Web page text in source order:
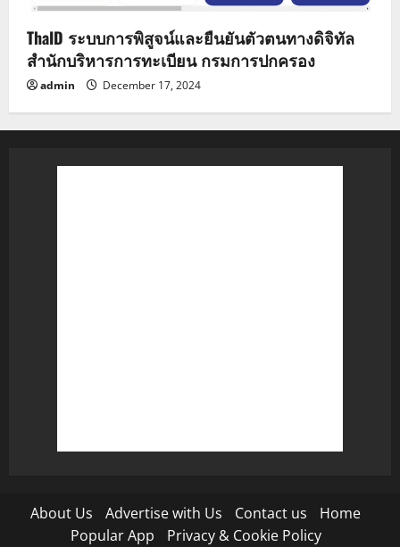
ThaID ระบบการพิสูจน์และยืนยันตัวตนทางดิจิทัล
สำนักบริหารการทะเบียน กรมการปกครอง
admin December 17, 2024
About Us Advertise with Us Contact us
Home
Popular App
Privacy & Cookie Policy